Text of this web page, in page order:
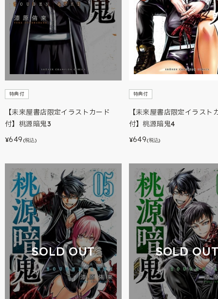
特典付
【未来屋書店限定イラストカード
付】桃源暗鬼3
¥649 (税込)
特典付
【未来屋書店限定イラスト
付】桃源暗鬼4
¥649(税込)
SOLD OUT SOLD